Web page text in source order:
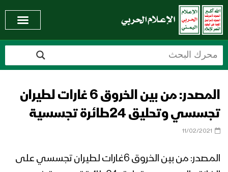
المصدر: من بين الخروق 6 غارات لطيران
تجسسي وتحليق 24طائرة تجسسية
11/02/2021
المصدر: من بين الخروق 6غارات لطيران تجسسي على